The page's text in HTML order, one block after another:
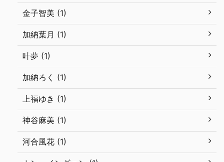
金子智美 (1)
加納葉月 (1)
叶夢 (1)
加納ろく (1)
上福ゆき (1)
神谷麻美 (1)
河合風花 (1)